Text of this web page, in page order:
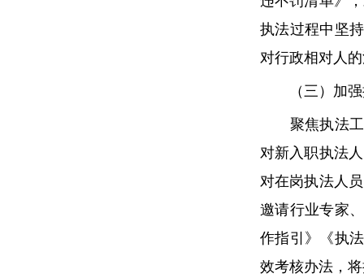
执法过程中坚
对行政相对人
（三）加强
聚焦执法工
对新入职执法
对在岗执法人
邀请行业专家
作指引》《执
效考核办法，